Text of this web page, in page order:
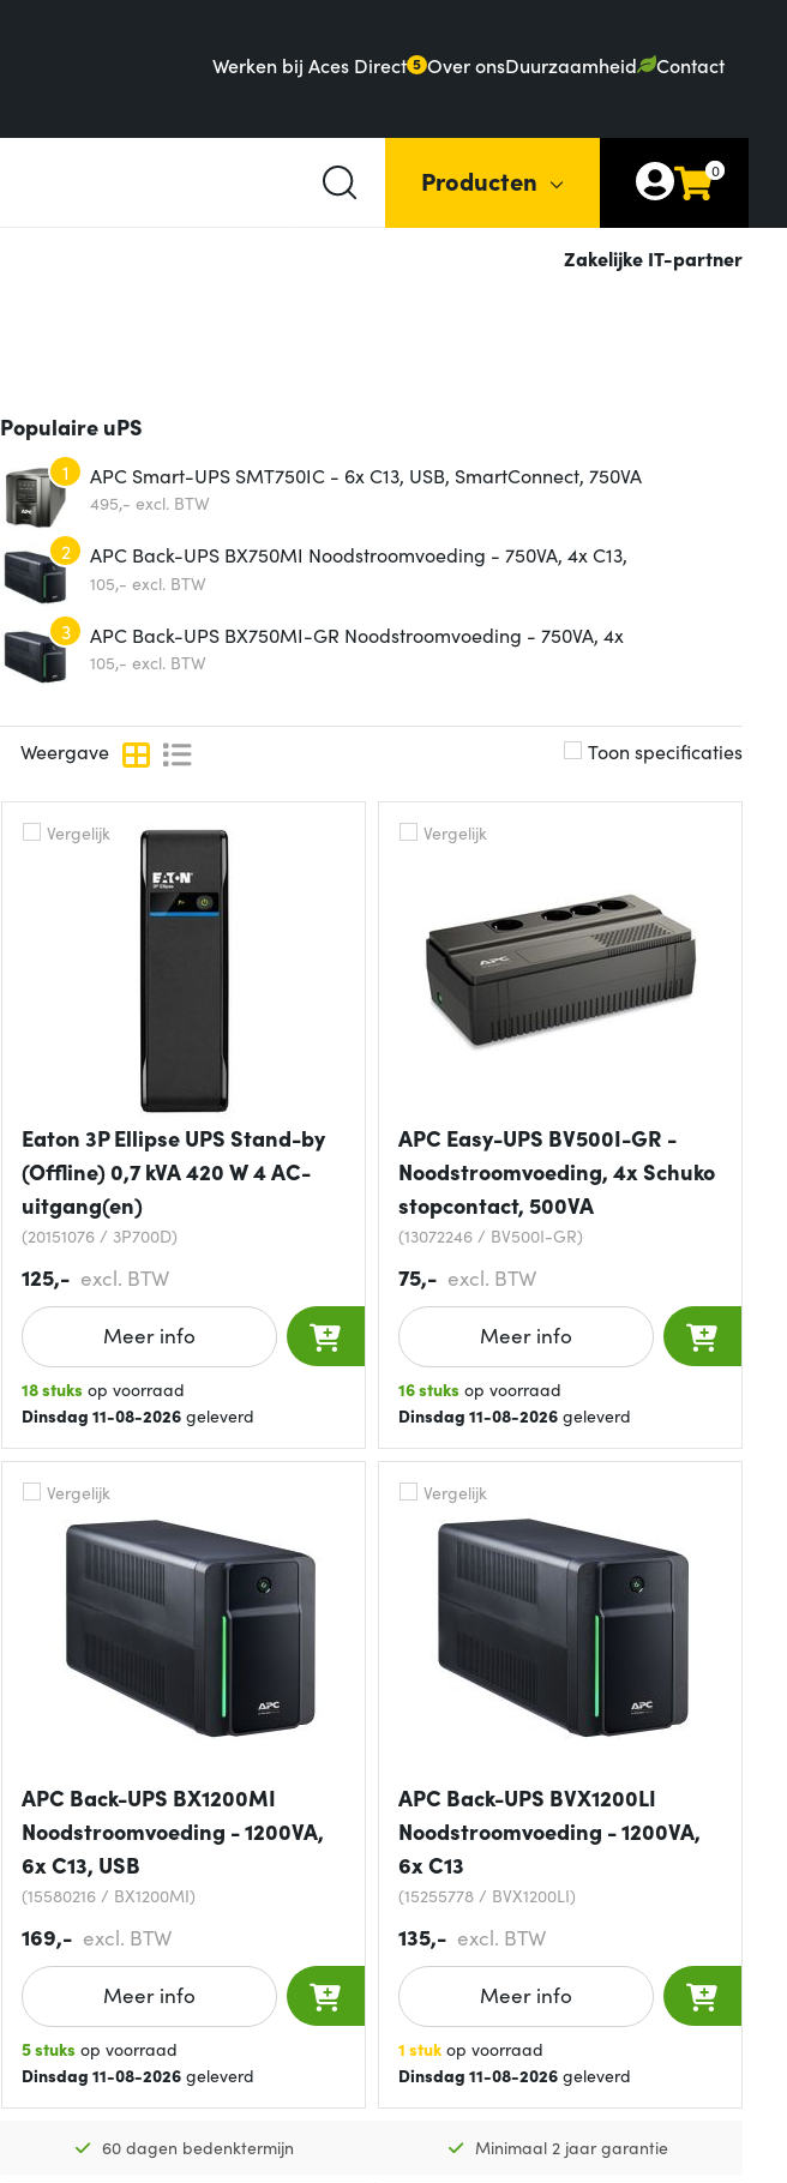
Werken bij Aces Direct 5 Over onsDuurzaamheid Contact
Producten 0
Zakelijke IT-partner
Populaire uPS
1 APC Smart-UPS SMT750IC - 6x C13, USB, SmartConnect, 750VA
495,-excl. BTW
2
APC Back-UPS BX750MI Noodstroomvoeding - 750VA, 4x C13,
USB
105,-excl. BTW
3
APC Back-UPS BX750MI-GR Noodstroomvoeding - 750VA, 4x
stopcontact, USB
105,-excl. BTW
Weergave Toon specificaties
Vergelijk
Eaton 3P Ellipse UPS Stand-by
(Offline) 0,7 kVA 420 W 4 AC-
uitgang(en)
(20151076 / 3P700D)
125,- excl. BTW
Meer info
18 stuks op voorraad
Dinsdag 11-08-2026geleverd
Vergelijk
APC Easy-UPS BV500I-GR -
Noodstroomvoeding, 4x Schuko
stopcontact, 500VA
(13072246 / BV500I-GR)
75,- excl. BTW
Meer info
16 stuks op voorraad
Dinsdag 11-08-2026geleverd
Vergelijk
APC Back-UPS BX1200MI
Noodstroomvoeding - 1200VA,
6x C13, USB
(15580216 / BX1200MI)
169,- excl. BTW
Meer info
5 stuks op voorraad
Dinsdag 11-08-2026geleverd
Vergelijk
APC Back-UPS BVX1200LI
Noodstroomvoeding - 1200VA,
6x C13
(15255778 / BVX1200LI)
135,- excl. BTW
Meer info
1 stukop voorraad
Dinsdag 11-08-2026geleverd
60 dagen bedenktermijn Minimaal 2 jaar garantie